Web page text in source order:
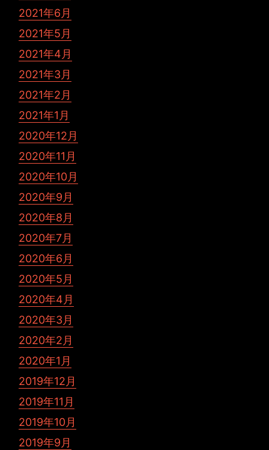
2021年6月
2021年5月
2021年4月
2021年3月
2021年2月
2021年1月
2020年12月
2020年11月
2020年10月
2020年9月
2020年8月
2020年7月
2020年6月
2020年5月
2020年4月
2020年3月
2020年2月
2020年1月
2019年12月
2019年11月
2019年10月
2019年9月